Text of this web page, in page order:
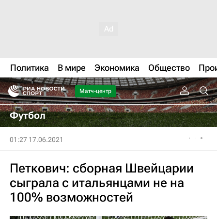
Политика В мире Экономика Общество
Матч-центр
Футбол
01:27 17.06.2021
Петкович: сборная Швейцарии
сыграла с итальянцами не на
100% возможностей